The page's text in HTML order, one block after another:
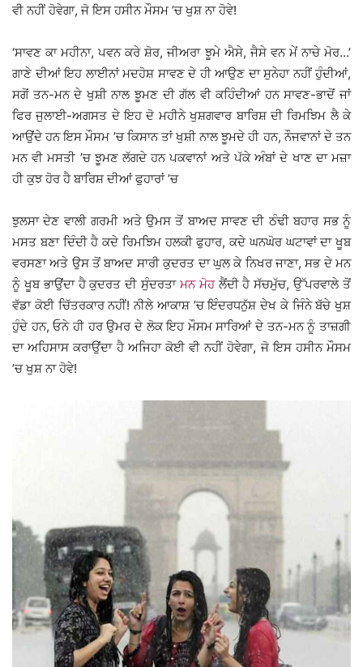
ਵੀ ਨਹੀਂ ਹੋਵੇਗਾ, ਜੋ ਇਸ ਹਸੀਨ ਮੌਸਮ ’ਚ ਖੁਸ਼ ਨਾ ਹੋਵੇ!
‘ਸਾਵਣ ਕਾ ਮਹੀਨਾ, ਪਵਨ ਕਰੇ ਸ਼ੋਰ, ਜੀਅਰਾ ਝੂਮੇ ਐਸੇ, ਜੈਸੇ ਵਨ ਮੇਂ ਨਾਚੇ ਮੋਰ…’
ਗਾਣੇ ਦੀਆਂ ਇਹ ਲਾਈਨਾਂ ਮਦਹੋਸ਼ ਸਾਵਣ ਦੇ ਹੀ ਆਉਣ ਦਾ ਸੁਨੇਹਾ ਨਹੀਂ ਹੁੰਦੀਆਂ,
ਸਗੋਂ ਤਨ-ਮਨ ਦੇ ਖੁਸ਼ੀ ਨਾਲ ਝੂਮਣ ਦੀ ਗੱਲ ਵੀ ਕਹਿੰਦੀਆਂ ਹਨ ਸਾਵਣ-ਭਾਦੋਂ ਜਾਂ
ਫਿਰ ਜੁਲਾਈ-ਅਗਸਤ ਦੇ ਇਹ ਦੋ ਮਹੀਨੇ ਖੁਸ਼ਗਵਾਰ ਬਾਰਿਸ਼ ਦੀ ਰਿਮਝਿਮ ਲੈ ਕੇ
ਆਉਂਦੇ ਹਨ ਇਸ ਮੌਸਮ ’ਚ ਕਿਸਾਨ ਤਾਂ ਖੁਸ਼ੀ ਨਾਲ ਝੂਮਦੇ ਹੀ ਹਨ, ਨੌਜਵਾਨਾਂ ਦੇ ਤਨ
ਮਨ ਵੀ ਮਸਤੀ ’ਚ ਝੂਮਣ ਲੱਗਦੇ ਹਨ ਪਕਵਾਨਾਂ ਅਤੇ ਪੱਕੇ ਅੰਬਾਂ ਦੇ ਖਾਣ ਦਾ ਮਜ਼ਾ
ਹੀ ਕੁਝ ਹੋਰ ਹੈ ਬਾਰਿਸ਼ ਦੀਆਂ ਫੁਹਾਰਾਂ ’ਚ
ਝੁਲਸਾ ਦੇਣ ਵਾਲੀ ਗਰਮੀ ਅਤੇ ਉਮਸ ਤੋਂ ਬਾਅਦ ਸਾਵਣ ਦੀ ਠੰਢੀ ਬਹਾਰ ਸਭ ਨੂੰ
ਮਸਤ ਬਣਾ ਦਿੰਦੀ ਹੈ ਕਦੇ ਰਿਮਝਿਮ ਹਲਕੀ ਫੁਹਾਰ, ਕਦੇ ਘਨਘੋਰ ਘਟਾਵਾਂ ਦਾ ਖੂਬ
ਵਰਸਣਾ ਅਤੇ ਉਸ ਤੋਂ ਬਾਅਦ ਸਾਰੀ ਕੁਦਰਤ ਦਾ ਘੁਲ ਕੇ ਨਿਖਰ ਜਾਣਾ, ਸਭ ਦੇ ਮਨ
ਨੂੰ ਖੂਬ ਭਾਉਂਦਾ ਹੈ ਕੁਦਰਤ ਦੀ ਸੁੰਦਰਤਾ ਮਨ ਮੋਹਲੈਂਦੀ ਹੈ ਸੱਚਮੁੱਚ, ਉੱਪਰਵਾਲੇ ਤੋਂ
ਵੱਡਾ ਕੋਈ ਚਿੱਤਰਕਾਰ ਨਹੀਂ! ਨੀਲੇ ਆਕਾਸ਼ ’ਚ ਇੰਦਰਧਨੁੱਸ਼ ਦੇਖ ਕੇ ਜਿੰਨੇ ਬੱਚੇ ਖੁਸ਼
ਹੁੰਦੇ ਹਨ, ਓਨੇ ਹੀ ਹਰ ਉਮਰ ਦੇ ਲੋਕ ਇਹ ਮੌਸਮ ਸਾਰਿਆਂ ਦੇ ਤਨ-ਮਨ ਨੂੰ ਤਾਜ਼ਗੀ
ਦਾ ਅਹਿਸਾਸ ਕਰਾਉਂਦਾ ਹੈ ਅਜਿਹਾ ਕੋਈ ਵੀ ਨਹੀਂ ਹੋਵੇਗਾ, ਜੋ ਇਸ ਹਸੀਨ ਮੌਸਮ
’ਚ ਖੁਸ਼ ਨਾ ਹੋਵੇ!